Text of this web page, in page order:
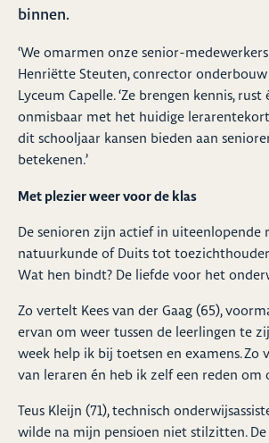
binnen.
‘We omarmen onze senior-
Henriëtte Steuten, conrector
Lyceum Capelle. ‘Ze brengen kennis,
onmisbaar met het huidige
dit schooljaar kansen bieden aan
betekenen.’
Met plezier weer voor de klas
De senioren zijn actief in uiteenlopende
natuurkunde of Duits tot
Wat hen bindt? De liefde voor het
Zo vertelt Kees van der Gaag (65),
ervan om weer tussen de leerlingen te
week help ik bij toetsen en examens.
van leraren én heb ik zelf een reden om
Teus Kleijn (71), technisch
wilde na mijn pensioen niet stilzitten.